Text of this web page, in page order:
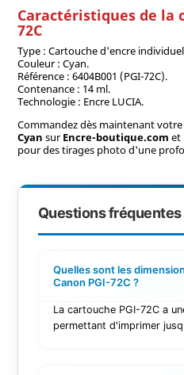
Caractéristiques de la
72C
Type : Cartouche d'encre
Couleur : Cyan.
Référence : 6404B001 (PGI-72C).
Contenance : 14 ml.
Technologie : Encre LUCIA.
Commandez dès maintenant votre
Cyan surEncre-boutique.com et
pour des tirages photo d'une
Questions fréquentes
Quelles sont les
Canon PGI-72C ?
La cartouche PGI-72C a
permettant d'imprimer